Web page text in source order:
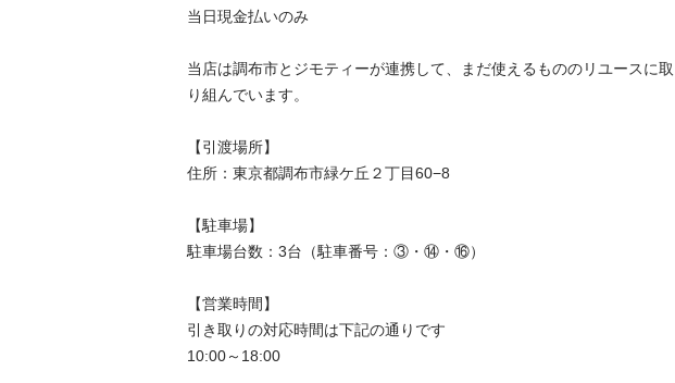
当⽇現⾦払いのみ
当店は調布市とジモティーが連携して、まだ使えるもののリユースに取
り組んでいます。
【引渡場所】
住所：東京都調布市緑ケ丘２丁目60−8
【駐⾞場】
駐車場台数：3台（駐車番号：③・⑭・⑯）
【営業時間】
引き取りの対応時間は下記の通りです
10:00～18:00